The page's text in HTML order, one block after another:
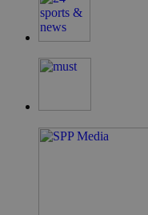
G_ENABLED_IDPS